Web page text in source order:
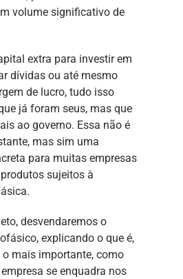
volume significativo de
extra para investir em
dívidas ou até mesmo
de lucro, tudo isso
já foram seus, mas que
ao governo. Essa não é
mas sim uma
para muitas empresas
sujeitos à
desvendaremos o
explicando o que é,
mais importante, como
se enquadra nos